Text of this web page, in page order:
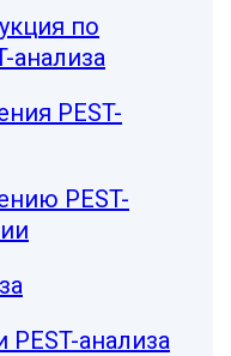
по
анализа
PEST-
PEST-
анализа